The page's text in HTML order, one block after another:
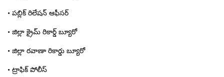
• పబ్లిక్ రిలేషన్ ఆఫీసర్
• జిల్లా క్రైమ్ రికార్డ్ బ్యూరో
• జిల్లా రవాణా రికార్డు బ్యూరో
• ట్రాఫిక్ పోలీస్